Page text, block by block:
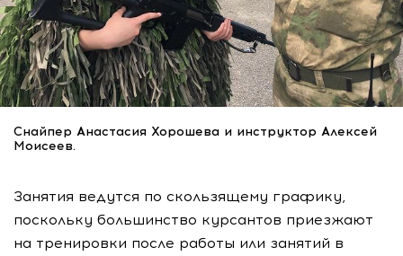
Снайпер Анастасия Хорошева и инструктор Алексей
Моисеев.
Занятия ведутся по скользящему графику,
поскольку большинство курсантов приезжают
на тренировки после работы или занятий в